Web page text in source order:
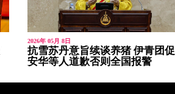
2026年 05月 8日
抗雪苏丹意旨续谈养猪 伊青团促
安华等人道歉否则全国报警